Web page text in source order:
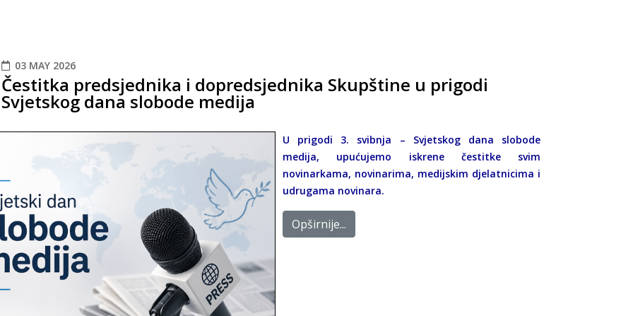
03 MAY 2026
Čestitka predsjednika i dopredsjednika Skupštine u prigodi
Svjetskog dana slobode medija
U prigodi 3. svibnja – Svjetskog dana slobode
medija, upućujemo iskrene čestitke svim
novinarkama, novinarima, medijskim djelatnicima i
udrugama novinara.
Opširnije...